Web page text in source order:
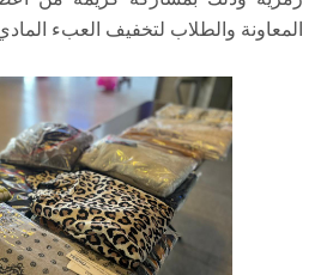
المعاونة والطلاب لتخفيف العبء